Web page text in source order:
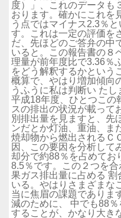
度）」、これのデータも
おります。確かにこれを
う点ではマイナス2.3％
す。これは一定の評価を
だ、先ほどのご答弁の中
いると。この報告書の８
理量が前年度比で3.36％
をどう解釈するかという
概算で、やはり増加傾向
うふうに私は判断い たし
平成18年度、ひとつこの
スの排出の状況が載って
別排出量を見ますと、先
ンだとか灯油、重油、ま
焼却物から燃出されるＣ
因、この要因を分析して
却分で約88％を占めてお
8.5％です。この２つを
果ガス排出量に占める
いる。やはりさまざまな
当に焦眉の課題でありま
減のために、 中でも88
することが、かなり大き